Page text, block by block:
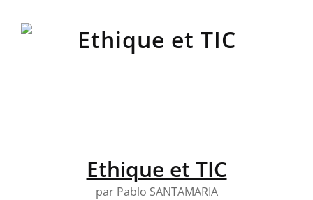
Ethique et TIC
par Pablo SANTAMARIA